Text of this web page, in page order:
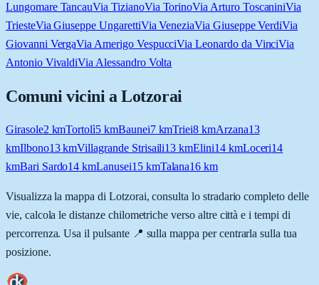
Lungomare TancauVia TizianoVia TorinoVia Arturo ToscaniniVia
TriesteVia Giuseppe UngarettiVia VeneziaVia Giuseppe VerdiVia
Giovanni VergaVia Amerigo VespucciVia Leonardo da VinciVia
Antonio VivaldiVia Alessandro Volta
Comuni vicini aLotzorai
Girasole2 kmTortolì5 kmBaunei7kmTriei8 kmArzana13
kmIlbono13kmVillagrande Strisaili13 kmElini14kmLoceri14
kmBari Sardo14 kmLanusei15kmTalana16 km
Visualizza la mappa di Lotzorai, consulta lo stradario completo delle
vie, calcola le distanze chilometriche verso altre città e i tempi di
percorrenza. Usa il pulsante 📍 sulla mappa per centrarla sulla tua
posizione.